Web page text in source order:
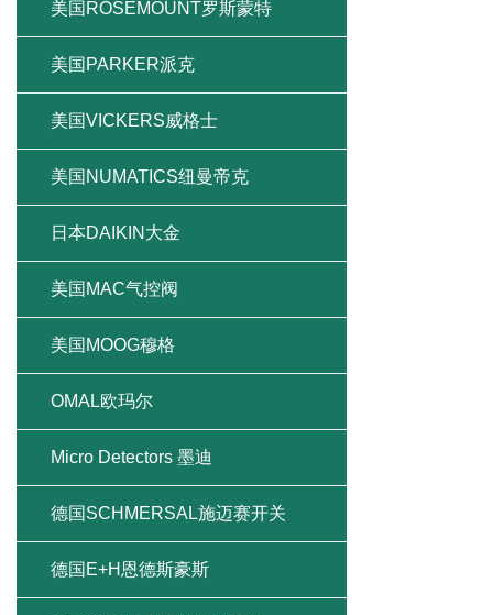
美国ROSEMOUNT罗斯蒙特
美国PARKER派克
美国VICKERS威格士
美国NUMATICS纽曼帝克
日本DAIKIN大金
美国MAC气控阀
美国MOOG穆格
OMAL欧玛尔
Micro Detectors 墨迪
德国SCHMERSAL施迈赛开关
德国E+H恩德斯豪斯